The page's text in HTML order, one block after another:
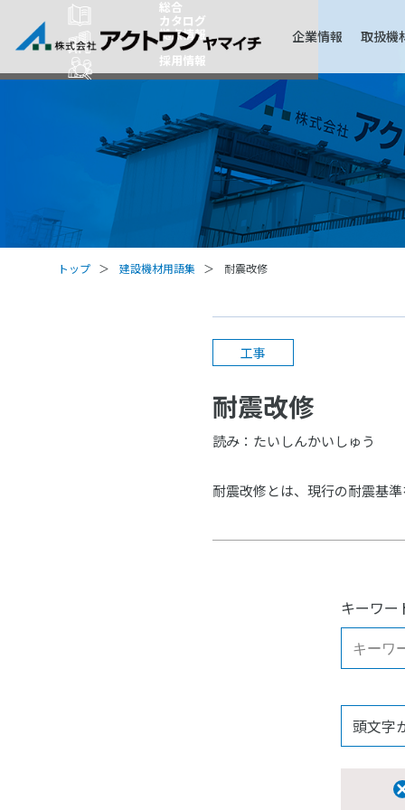
総合
カタログ
拠点情報
採用情報
企業情報 取扱機
トップ 建設機材用語集 耐震改修
工事
耐震改修
読み：たいしんかいしゅう
耐震改修とは、現行の耐震基
キーワ